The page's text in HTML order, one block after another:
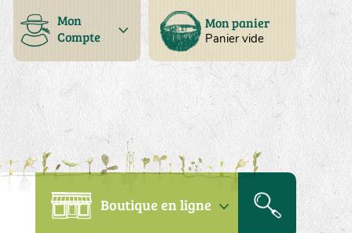
Mon panier
Panier vide
Mon
Compte
Boutique en ligne